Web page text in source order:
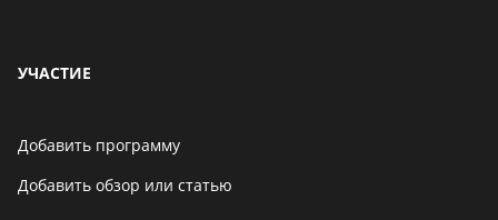
УЧАСТИЕ
Добавить программу
Добавить обзор или статью